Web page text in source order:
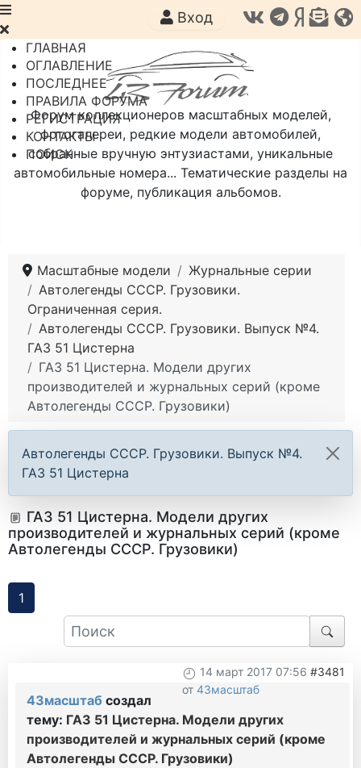
Форум коллекционеров масштабных моделей,
фотогалереи, редкие модели автомобилей,
собранные вручную энтузиастами, уникальные
автомобильные номера... Тематические разделы на
форуме, публикация альбомов.
Вход
ГЛАВНАЯ
ОГЛАВЛЕНИЕ
ПОСЛЕДНЕЕ
ПРАВИЛА ФОРУМА
РЕГИСТРАЦИЯ
КОНТАКТЫ
ПОИСК
Масштабные модели
Журнальные серии
Автолегенды СССР. Грузовики.
Ограниченная серия.
Автолегенды СССР. Грузовики. Выпуск №4.
ГАЗ 51 Цистерна
ГАЗ 51 Цистерна. Модели других
производителей и журнальных серий (кроме
Автолегенды СССР. Грузовики)
Автолегенды СССР. Грузовики. Выпуск №4.
ГАЗ 51 Цистерна
ГАЗ 51 Цистерна. Модели других
производителей и журнальных серий (кроме
Автолегенды СССР. Грузовики)
1
14 март 2017 07:56 #3481
от 43масштаб
43масштаб создал
тему: ГАЗ 51 Цистерна. Модели других
производителей и журнальных серий (кроме
Автолегенды СССР. Грузовики)